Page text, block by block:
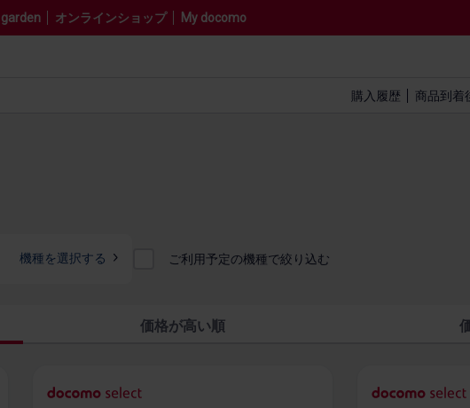
garden オンラインショップ My docomo
購入履歴 商品到着
機種を​選択する ご利用​予定の​機種で​絞り込む
価格が高い順